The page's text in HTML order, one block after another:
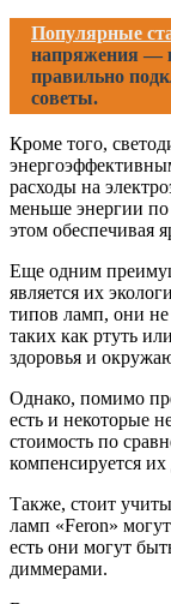
Популярные
напряжения —
правильно
советы.
Кроме того,
расходы на
меньше энергии
этом обеспечивая
Еще одним
является их
типов ламп, они
таких как ртуть
здоровья и
Однако, помимо
есть и некоторые
стоимость по
компенсируется
Также, стоит
ламп «Feron»
есть они могут
диммерами.